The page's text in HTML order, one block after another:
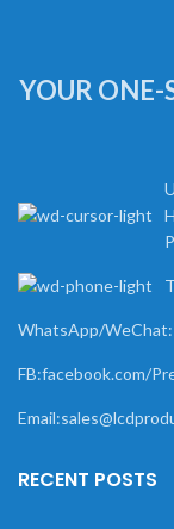
YOUR ONE-
WhatsApp/
FB:facebook.com/
RECENT POSTS